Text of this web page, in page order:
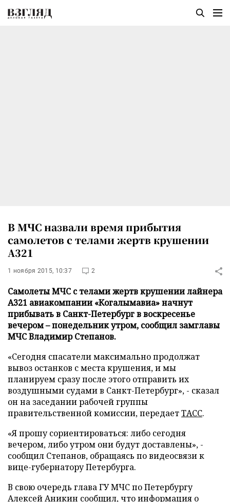
В МЧС назвали время прибытия
самолетов с телами жертв крушении
А321
1 ноября 2015, 10:37 2
Самолеты МЧС с телами жертв крушении лайнера
А321 авиакомпании «Когалымавиа» начнут
прибывать в Санкт-Петербург в воскресенье
вечером – понедельник утром, сообщил замглавы
МЧС Владимир Степанов.
«Сегодня спасатели максимально продолжат
вывоз останков с места крушения, и мы
планируем сразу после этого отправить их
воздушными судами в Санкт-Петербург», - сказал
он на заседании рабочей группы
правительственной комиссии, передаетТАСС.
«Я прошу сориентироваться: либо сегодня
вечером, либо утром они будут доставлены», -
сообщил Степанов, обращаясь по видеосвязи к
вице-губернатору Петербурга.
В свою очередь глава ГУ МЧС по Петербургу
Алексей Аникин сообщил, что информация о